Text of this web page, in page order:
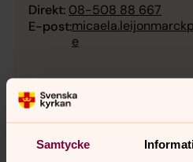
Samtycke
Direkt: 08-508 88 667
E-post:
e